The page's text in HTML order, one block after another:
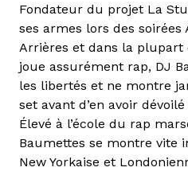
Fondateur du projet La
ses armes lors des soirées
Arrières et dans la plupart
joue assurément rap, DJ
les libertés et ne montre
set avant d’en avoir
Élevé à l’école du rap
Baumettes se montre vite
New Yorkaise et